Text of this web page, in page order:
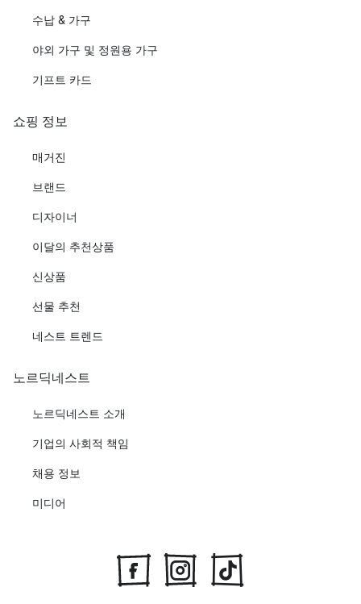
수납 & 가구
야외 가구 및 정원용 가구
기프트 카드
쇼핑 정보
매거진
브랜드
디자이너
이달의 추천상품
신상품
선물 추천
네스트 트렌드
노르딕네스트
노르딕네스트 소개
기업의 사회적 책임
채용 정보
미디어